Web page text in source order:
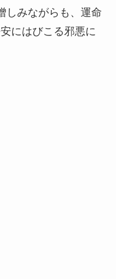
しみながらも、運命
にはびこる邪悪に